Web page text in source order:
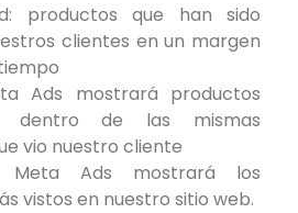
productos que han sido
clientes en un margen
Ads mostrará productos
dentro de las mismas
vio nuestro cliente
Meta Ads mostrará los
vistos en nuestro sitio web.